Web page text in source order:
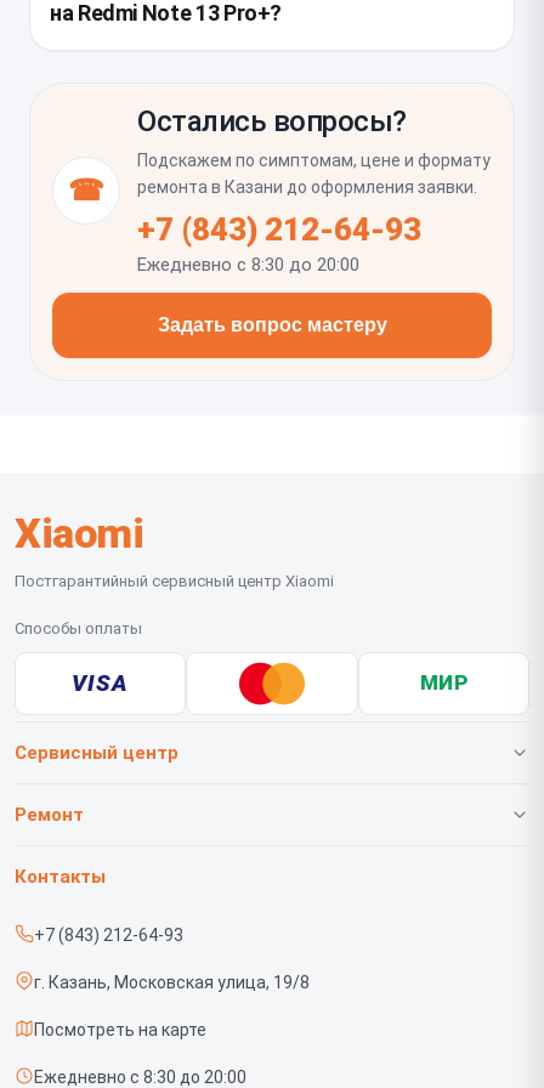
Также стоит проверить работу разговорного
динамика, микрофона и попадание пыли или влаги
на Redmi Note 13 Pro+?
стеклом, а изображение не искажено по краям
изогнутого экрана. Еще важно проверить
автояркость, датчик приближения, фронтальную
или пленки, если вы планируете их наклеивать.
☎
Остались вопросы?
Подскажем по симптомам, цене и формату
ремонта в Казани до оформления заявки.
+7 (843) 212-64-93
Ежедневно с 8:30 до 20:00
Задать вопрос мастеру
Xiaomi
Постгарантийный сервисный центр Xiaomi
Способы оплаты
VISA МИР
Сервисный центр
О нашем сервисе
Срочный ремонт
Доставка и способы оплаты
Диагностика
Ремонт
Телефонов
Контакты
+7 (843) 212-64-93
г. Казань, Московская улица, 19/8
Посмотреть на карте
Ежедневно с 8:30 до 20:00